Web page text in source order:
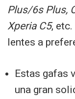
Plus/6s Plus,
Xperia C5,
lentes a
Estas gafas
una gran